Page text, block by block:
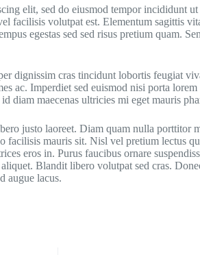
elit, sed do eiusmod tempor incididunt
facilisis volutpat est. Elementum sagittis
egestas sed sed risus pretium quam.
dignissim cras tincidunt lobortis feugiat
ac. Imperdiet sed euismod nisi porta
diam maecenas ultricies mi eget mauris
justo laoreet. Diam quam nulla
facilisis mauris sit. Nisl vel pretium lectus
eros in. Purus faucibus ornare
Blandit libero volutpat sed cras.
augue lacus.